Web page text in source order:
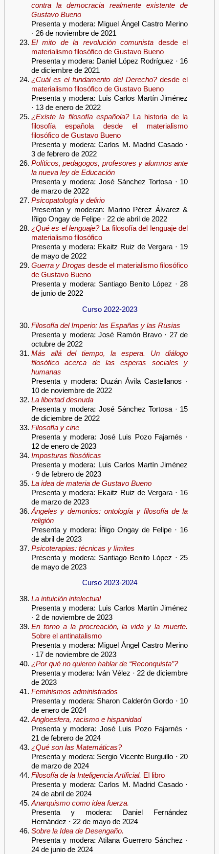
contra la democracia realmente existente de
Gustavo Bueno
Presenta y modera: Miguel Ángel Castro Merino
· 26 de noviembre de 2021
El mito de la revolución comunista desde el
materialismo filosófico de Gustavo Bueno
Presenta y modera: Daniel López Rodríguez · 16
de diciembre de 2021
¿Cuál es el fundamento del Derecho?desde el
materialismo filosófico de Gustavo Bueno
Presenta y modera: Luis Carlos Martín Jiménez
· 13 de enero de 2022
¿Existe la filosofía española?La historia de la
filosofía española desde el materialismo
filosófico de Gustavo Bueno
Presenta y modera: Carlos M. Madrid Casado ·
3 de febrero de 2022
Políticos, pedagogos, profesores y alumnos ante
la nueva ley de Educación
Presenta y modera: José Sánchez Tortosa · 10
de marzo de 2022
Psicopatología y delirio
Presentan y moderan: Marino Pérez Álvarez &
Iñigo Ongay de Felipe · 22 de abril de 2022
¿Qué es el lenguaje?La filosofía del lenguaje del
materialismo filosófico
Presenta y modera: Ekaitz Ruiz de Vergara · 19
de mayo de 2022
Guerra y Drogas desde el materialismo filosófico
de Gustavo Bueno
Presenta y modera: Santiago Benito López · 28
de junio de 2022
Curso 2022-2023
Filosofía del Imperio: las Españas y las Rusias
Presenta y modera: José Ramón Bravo · 27 de
octubre de 2022
Más allá del tiempo, la espera. Un diálogo
filosófico acerca de las esperas sociales y
humanas
Presenta y modera: Duzán Ávila Castellanos ·
10 de noviembre de 2022
La libertad desnuda
Presenta y modera: José Sánchez Tortosa · 15
de diciembre de 2022
Filosofía y cine
Presenta y modera: José Luis Pozo Fajarnés ·
12 de enero de 2023
Imposturas filosóficas
Presenta y modera: Luis Carlos Martín Jiménez
· 9 de febrero de 2023
La idea de materia de Gustavo Bueno
Presenta y modera: Ekaitz Ruiz de Vergara · 16
de marzo de 2023
Ángeles y demonios: ontología y filosofía de la
religión
Presenta y modera: Íñigo Ongay de Felipe · 16
de abril de 2023
Psicoterapias: técnicas y límites
Presenta y modera: Santiago Benito López · 25
de mayo de 2023
Curso 2023-2024
La intuición intelectual
Presenta y modera: Luis Carlos Martín Jiménez
· 2 de noviembre de 2023
En torno a la procreación, la vida y la muerte.
Sobre el antinatalismo
Presenta y modera: Miguel Ángel Castro Merino
· 17 de noviembre de 2023
¿Por qué no quieren hablar de “Reconquista”?
Presenta y modera: Iván Vélez · 22 de diciembre
de 2023
Feminismos administrados
Presenta y modera: Sharon Calderón Gordo · 10
de enero de 2024
Angloesfera, racismo e hispanidad
Presenta y modera: José Luis Pozo Fajarnés ·
21 de febrero de 2024
¿Qué son las Matemáticas?
Presenta y modera: Sergio Vicente Burguillo · 20
de marzo de 2024
Filosofía de la Inteligencia Artificial. El libro
Presenta y modera: Carlos M. Madrid Casado ·
24 de abril de 2024
Anarquismo como idea fuerza.
Presenta y modera: Daniel Fernández
Hernández · 22 de mayo de 2024
Sobre la Idea de Desengaño.
Presenta y modera: Atilana Guerrero Sánchez ·
24 de junio de 2024